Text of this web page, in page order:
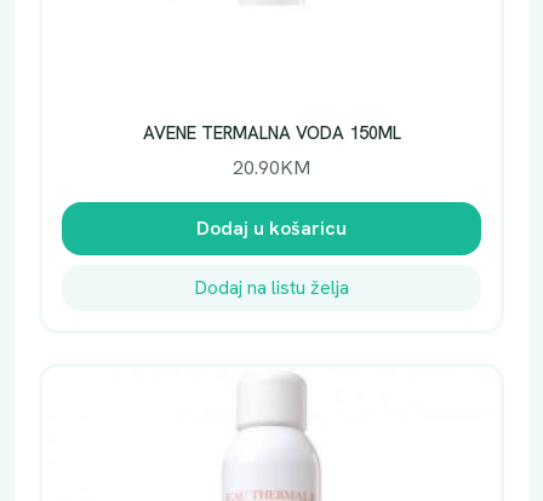
AVENE TERMALNA VODA 150ML
20.90KM
Dodaj u košaricu
Dodaj na listu želja